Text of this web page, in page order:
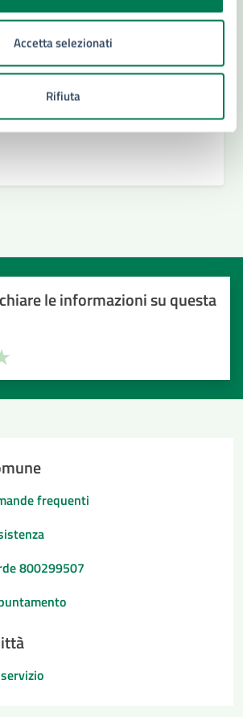
Accetta selezionati
Rifiuta
le informazioni su questa
informazioni (da 1 a 5 stelle)
di stelle per valutare la chiarezza delle
5 stelle su 5
4 stelle su 5
su 5
su 5
5
frequenti
800299507